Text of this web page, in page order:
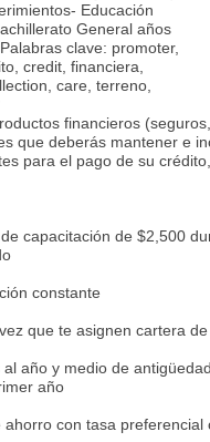
Educación
General años
clave: promoter,
credit, financiera,
care, terreno,
financieros
que deberás mantener e
para el pago de su
capacitación de $2,500
constante
que te asignen cartera
año y medio de
año
con tasa